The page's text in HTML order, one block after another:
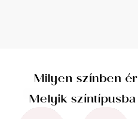
Milyen színben
Melyik
Milyen évszakban viselnéd?
Tavasz(4) Nyár